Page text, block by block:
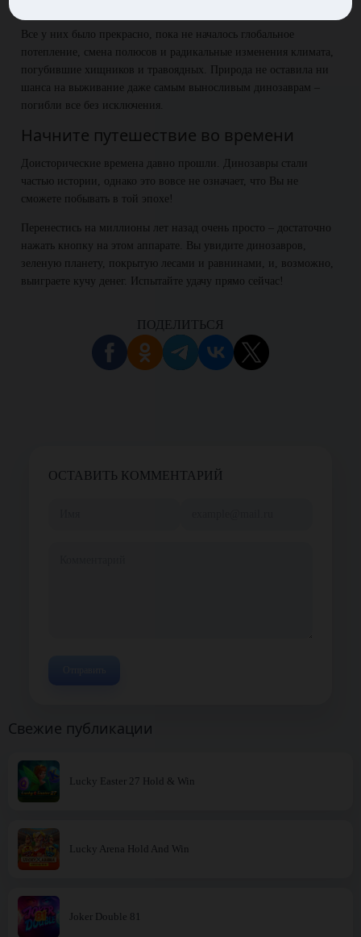
Все у них было прекрасно, пока не началось глобальное
потепление, смена полюсов и радикальные изменения климата,
погубившие хищников и травоядных. Природа не оставила ни
шанса на выживание даже самым выносливым динозаврам –
погибли все без исключения.
Начните путешествие во времени
Доисторические времена давно прошли. Динозавры стали
частью истории, однако это вовсе не означает, что Вы не
сможете побывать в той эпохе!
Перенестись на миллионы лет назад очень просто – достаточно
нажать кнопку на этом аппарате. Вы увидите динозавров,
зеленую планету, покрытую лесами и равнинами, и, возможно,
выиграете кучу денег. Испытайте удачу прямо сейчас!
ПОДЕЛИТЬСЯ
ОСТАВИТЬ КОММЕНТАРИЙ
Свежие публикации
Lucky Easter 27 Hold & Win
Lucky Arena Hold And Win
Joker Double 81